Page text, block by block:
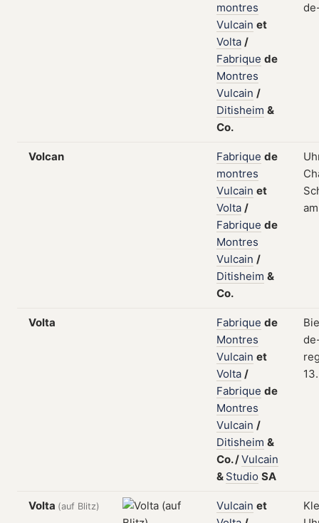
montres
Vulcain et
Volta /
Fabrique de
Montres
Vulcain /
Ditisheim &
Co.
Volcan Fabrique de
montres
Vulcain et
Volta /
Fabrique de
Montres
Vulcain /
Ditisheim &
Co.
Volta Fabrique de
Montres
Vulcain et
Volta /
Fabrique de
Montres
Vulcain /
Ditisheim &
Co./Vulcain
& Studio SA
Volta (auf Blitz) Vulcain et